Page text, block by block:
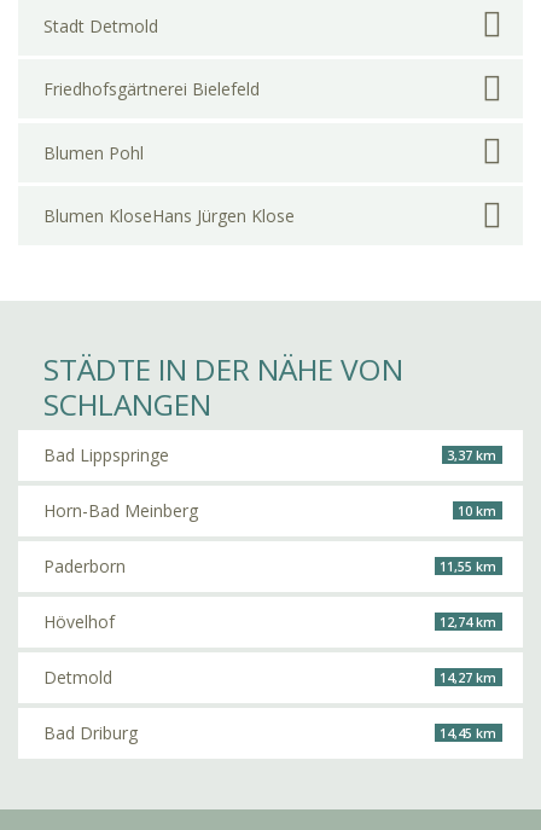
Stadt Detmold
Friedhofsgärtnerei Bielefeld
Blumen Pohl
Blumen KloseHans Jürgen Klose
STÄDTE IN DER NÄHE VON
SCHLANGEN
Bad Lippspringe 3,37 km
Horn-Bad Meinberg 10 km
Paderborn 11,55 km
Hövelhof 12,74 km
Detmold 14,27 km
Bad Driburg 14,45 km